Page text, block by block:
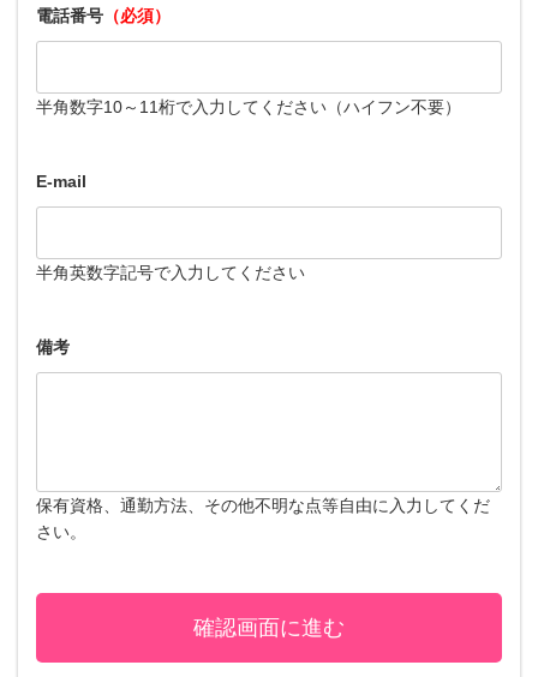
電話番号 （必須）
半角数字10～11桁で入力してください（ハイフン不要）
E-mail
半角英数字記号で入力してください
備考
保有資格、通勤方法、その他不明な点等自由に入力してくだ
さい。